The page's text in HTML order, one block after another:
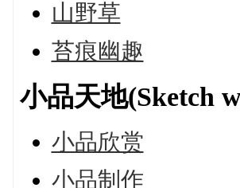
山野草
苔痕幽趣
小品天地(Sketch
小品欣赏
小品制作